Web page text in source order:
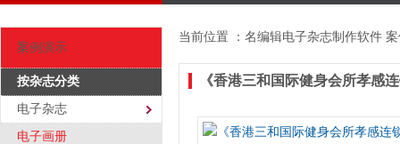
案例演示
按杂志分类
电子杂志
电子画册
当前位置 ： 名编辑电子杂志制作软件
《香港三和国际健身会所孝感